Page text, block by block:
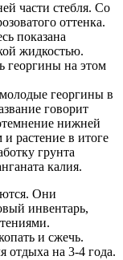
части стебля. Со
оттенка.
показана
жидкостью.
георгины на этом
георгины в
говорит
нижней
растение в итоге
грунта
калия.
Они
инвентарь,
и сжечь.
отдыха на 3-4 года.